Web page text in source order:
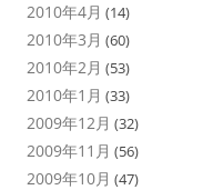
2010年4月 (14)
2010年3月 (60)
2010年2月 (53)
2010年1月 (33)
2009年12月 (32)
2009年11月 (56)
2009年10月 (47)